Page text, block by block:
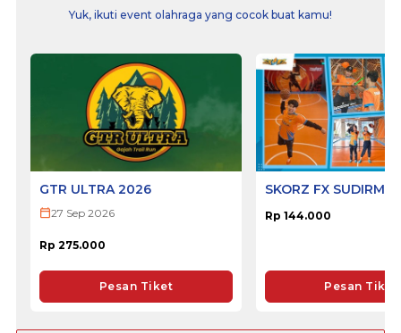
Yuk, ikuti event olahraga yang cocok buat kamu!
GTR ULTRA 2026
27 Sep 2026
Rp 275.000
Pesan Tiket
SKORZ FX
Rp 144.000
Pesan Tiket